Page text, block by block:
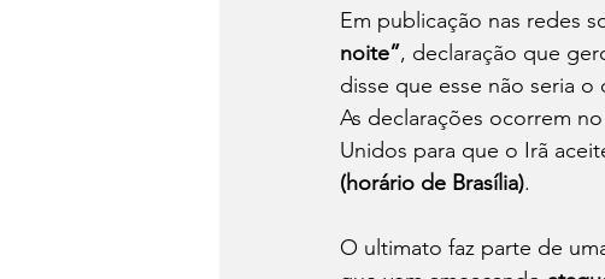
Em publicação nas redes
noite”, declaração que
disse que esse não seria
As declarações ocorrem
Unidos para que o Irã
(horário de Brasília).
O ultimato faz parte de